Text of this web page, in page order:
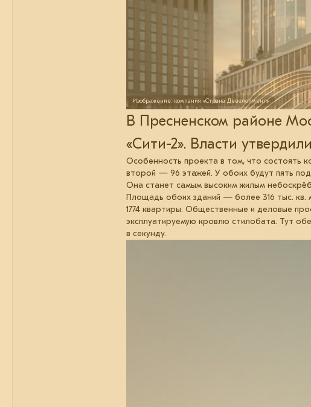
Изображение: компания «Страна Девелопмент»
В Пресненском районе
«Сити-2». Власти
Особенность проекта в том, что состоять
второй — 96 этажей. У обоих будут пять
Она станет самым высоким жилым
Площадь обоих зданий — более 316 тыс. кв.
1774 квартиры. Общественные и деловые
эксплуатируемую кровлю стилобата. Тут
в секунду.